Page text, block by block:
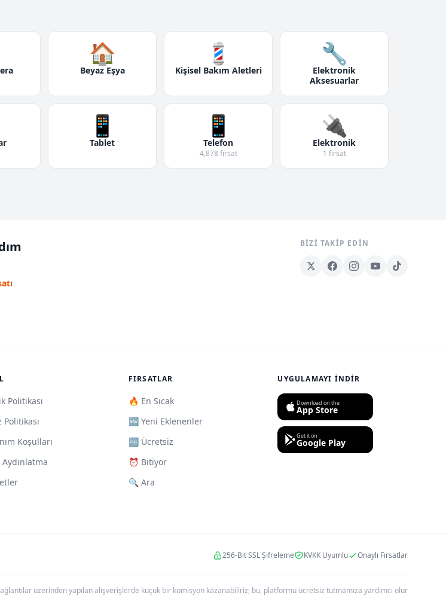
🏠
Beyaz Eşya
💈
Kişisel Bakım Aletleri
🔧
Elektronik
Aksesuarlar
📱
Tablet
📱
Telefon
4,878 fırsat
🔌
Elektronik
1 fırsat
BIZI TAKIP EDIN
Politikası
Politikası
Koşulları
Aydınlatma
FIRSATLAR
🔥 En Sıcak
🆕 Yeni Eklenenler
🆓 Ücretsiz
⏰ Bitiyor
🔍 Ara
UYGULAMAYI İNDIR
Download on the
App Store
Get it on
Google Play
256-Bit SSL Şifreleme KVKK Uyumlu Onaylı Fırsatlar
üzerinden yapılan alışverişlerde küçük bir komisyon kazanabiliriz; bu, platformu ücretsiz tutmamıza yardımcı olur